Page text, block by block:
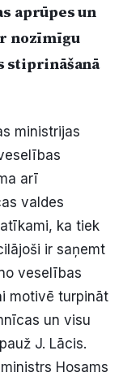
aprūpes un
nozīmīgu
stiprināšanā
ministrijas
arī
valdes
ka tiek
ir saņemt
veselības
motivē turpināt
un visu
J. Lācis.
Hosams